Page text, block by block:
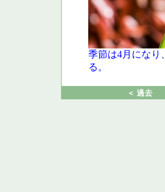
季節は4月になり
る。
＜ 過去